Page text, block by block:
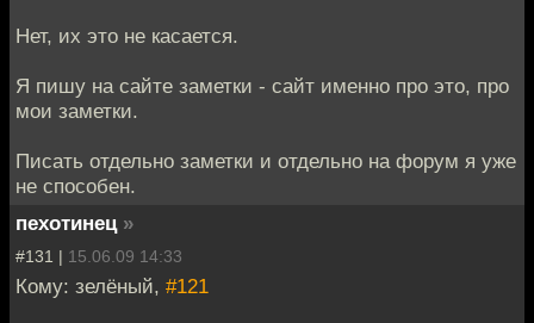
Нет, их это не касается.
Я пишу на сайте заметки - сайт именно про это, про
мои заметки.
Писать отдельно заметки и отдельно на форум я уже
не способен.
пехотинец »
#131 | 15.06.09 14:33
Кому: зелёный, #121